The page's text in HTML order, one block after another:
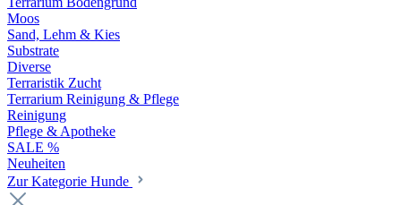
Moos
Sand, Lehm & Kies
Substrate
Diverse
Terraristik Zucht
Terrarium Reinigung & Pflege
Reinigung
Pflege & Apotheke
SALE %
Neuheiten
Zur Kategorie Hunde